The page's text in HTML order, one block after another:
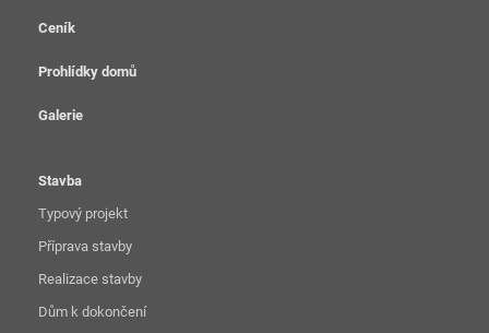
Ceník
Prohlídky domů
Galerie
Stavba
Typový projekt
Příprava stavby
Realizace stavby
Dům k dokončení